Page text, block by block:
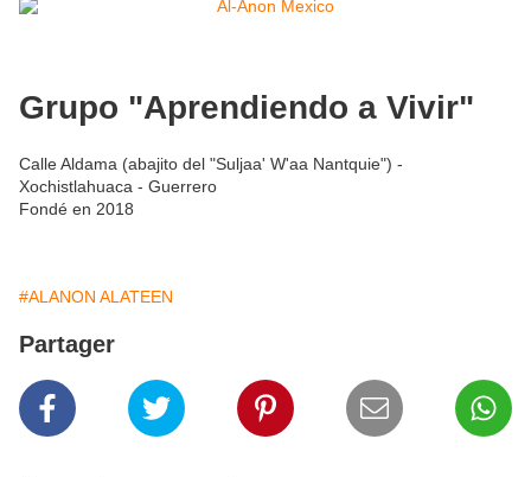
Grupo "Aprendiendo a Vivir"
Calle Aldama (abajito del "Suljaa' W'aa Nantquie") -
Xochistlahuaca - Guerrero
Fondé en 2018
#ALANON ALATEEN
Partager